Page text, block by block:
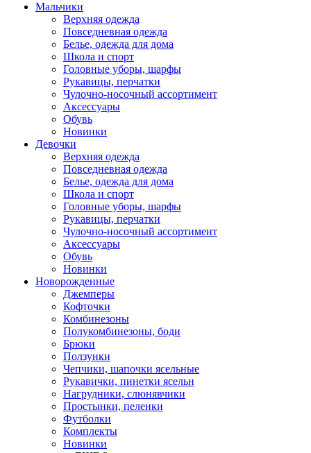
Мальчики
Верхняя одежда
Повседневная одежда
Белье, одежда для дома
Школа и спорт
Головные уборы, шарфы
Рукавицы, перчатки
Чулочно-носочный ассортимент
Аксессуары
Обувь
Новинки
Девочки
Верхняя одежда
Повседневная одежда
Белье, одежда для дома
Школа и спорт
Головные уборы, шарфы
Рукавицы, перчатки
Чулочно-носочный ассортимент
Аксессуары
Обувь
Новинки
Новорожденные
Джемперы
Кофточки
Комбинезоны
Полукомбинезоны, боди
Брюки
Ползунки
Чепчики, шапочки ясельные
Рукавички, пинетки ясельн
Нагрудники, слюнявчики
Простынки, пеленки
Футболки
Комплекты
Новинки